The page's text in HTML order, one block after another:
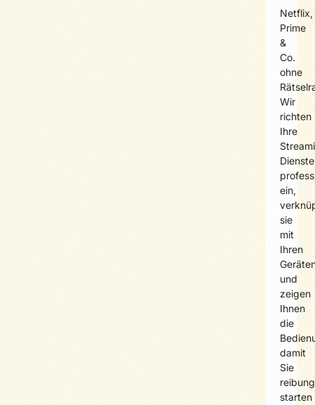
Netflix,
Prime
&
Co.
ohne
Wir
richten
Ihre
Dienste
ein,
sie
mit
Ihren
und
zeigen
Ihnen
die
damit
Sie
starten